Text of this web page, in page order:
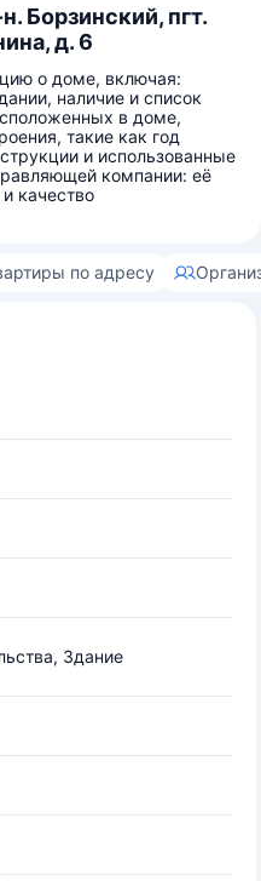
Борзинский, пгт.
д. 6
о доме, включая:
наличие и список
в доме,
такие как год
и использованные
компании: её
качество
по адресу
Здание